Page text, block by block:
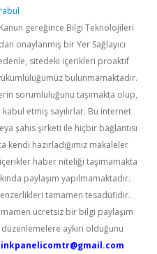
Kanun gereğince Bilgi Teknolojileri
onaylanmış bir Yer Sağlayıcı
sitedeki içerikleri proaktif
bulunmamaktadır.
sorumluluğunu taşımakta olup,
etmiş sayılırlar. Bu internet
şahıs şirketi ile hiçbir bağlantısı
kendi hazırladığımız makaleler
haber niteliği taşımamakta
paylaşım yapılmamaktadır.
tamamen tesadüfidir.
ücretsiz bir bilgi paylaşım
aykırı olduğunu